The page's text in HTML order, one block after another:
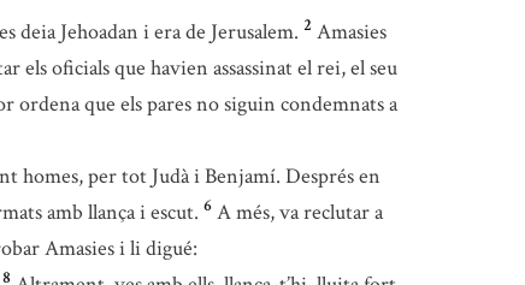
deia Jehoadan i era de Jerusalem. 2 Amasies
els oficials que havien assassinat el rei, el seu
ordena que els pares no siguin condemnats a
homes, per tot Judà i Benjamí. Després en
amb llança i escut. 6 A més, va reclutar a
Amasies i li digué:
8